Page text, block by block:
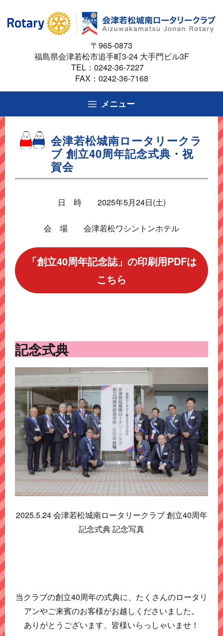
ス
ッ
プ
〒965-0873
福島県会津若松市追手町3-24 大手門ビル3F
TEL： 0242-36-7227
FAX：0242-36-7168
メニュー
会津若松城南ロータリークラ
ブ 創立40周年記念式典・祝
賀会
日 時 2025年5月24日(土)
会 場 会津若松ワシントンホテル
「創立40周年記念誌」の印刷用PDFは
こちら
記念式典
2025.5.24 会津若松城南ロータリークラブ 創立40周年
記念式典 記念写真
当クラブの創立40周年の式典に、たくさんのロータリ
アンやご来賓のお客様がお越しくださいました。
ありがとうございます、皆様いらっしゃいませ！